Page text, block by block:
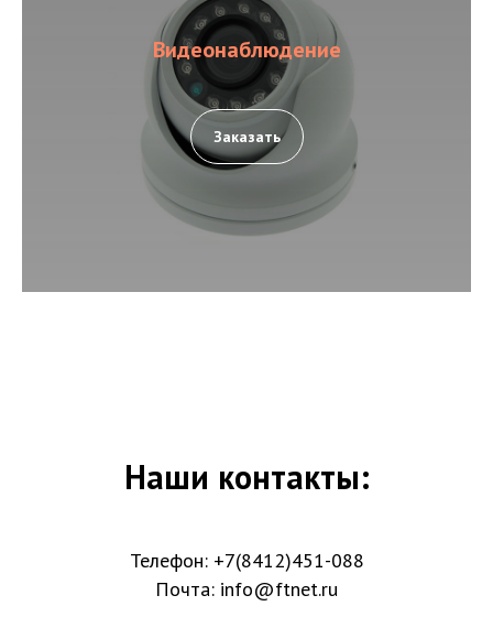
Видеонаблюдение
Заказать
Наши контакты:
Телефон: +7(8412)451-088
Почта: info@ftnet.ru